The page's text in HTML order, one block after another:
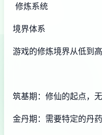
修炼系统
境界体系
游戏的修炼境界从低到高
筑基期：修仙的起点，
金丹期：需要特定的丹